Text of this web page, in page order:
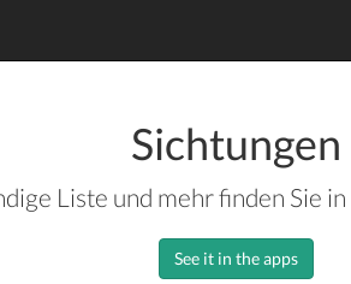
Sichtungen
Liste und mehr finden Sie
See it in the apps